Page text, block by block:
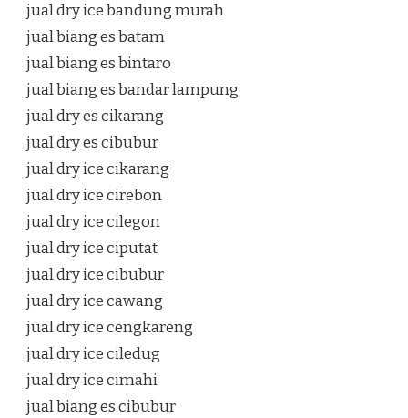
jual dry ice bandung murah
jual biang es batam
jual biang es bintaro
jual biang es bandar lampung
jual dry es cikarang
jual dry es cibubur
jual dry ice cikarang
jual dry ice cirebon
jual dry ice cilegon
jual dry ice ciputat
jual dry ice cibubur
jual dry ice cawang
jual dry ice cengkareng
jual dry ice ciledug
jual dry ice cimahi
jual biang es cibubur